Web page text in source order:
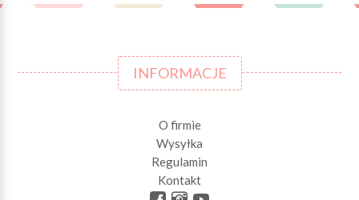
INFORMACJE
O firmie
Wysyłka
Regulamin
Kontakt